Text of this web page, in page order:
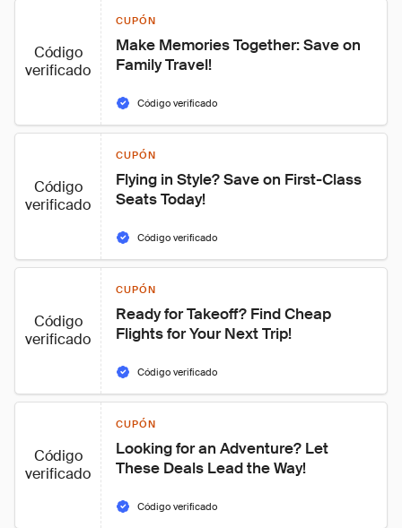
Código
verificado
CUPÓN
Make Memories Together: Save on
Family Travel!
Código verificado
Código
verificado
CUPÓN
Flying in Style? Save on First-Class
Seats Today!
Código verificado
Código
verificado
CUPÓN
Ready for Takeoff? Find Cheap
Flights for Your Next Trip!
Código verificado
Código
verificado
CUPÓN
Looking for an Adventure? Let
These Deals Lead the Way!
Código verificado